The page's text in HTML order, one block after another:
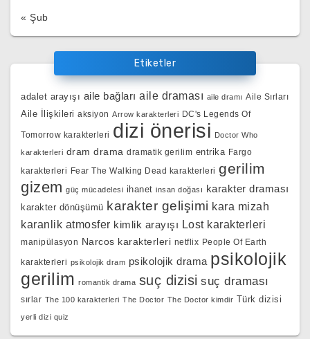
« Şub
Etiketler
adalet arayışı aile bağları aile draması aile dramı Aile Sırları
Aile İlişkileri aksiyon Arrow karakterleri DC's Legends Of
Tomorrow karakterleri dizi önerisi Doctor Who
karakterleri dram drama dramatik gerilim entrika Fargo
karakterleri Fear The Walking Dead karakterleri gerilim
gizem güç mücadelesi ihanet insan doğası karakter draması
karakter dönüşümü karakter gelişimi kara mizah
karanlik atmosfer kimlik arayışı Lost karakterleri
manipülasyon Narcos karakterleri netflix People Of Earth
karakterleri psikolojik dram psikolojik drama psikolojik
gerilim romantik drama suç dizisi suç draması
sırlar The 100 karakterleri The Doctor The Doctor kimdir Türk dizisi
yerli dizi quiz